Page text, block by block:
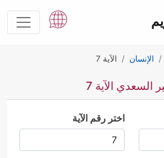
الإنسان الآية 7
الآية 7
اختر رقم الآية